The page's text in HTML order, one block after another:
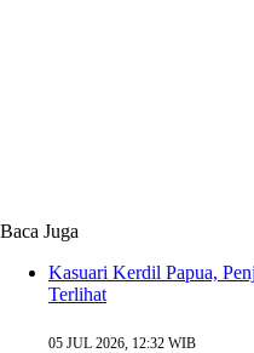
Baca Juga
Kasuari Kerdil Papua,
Terlihat
05 JUL 2026, 12:32 WIB